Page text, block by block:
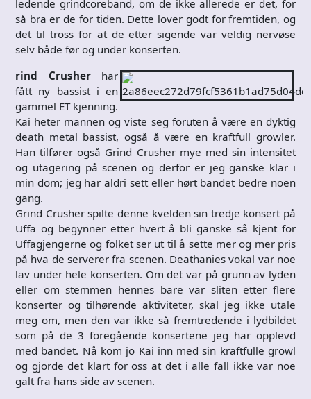
ledende grindcoreband, om de ikke allerede er det, for
så bra er de for tiden. Dette lover godt for fremtiden, og
det til tross for at de etter sigende var veldig nervøse
selv både før og under konserten.
rind Crusherhar
fått ny bassist i en
gammel ET kjenning.
Kai heter mannen og viste seg foruten å være en dyktig
death metal bassist, også å være en kraftfull growler.
Han tilfører også Grind Crusher mye med sin intensitet
og utagering på scenen og derfor er jeg ganske klar i
min dom; jeg har aldri sett eller hørt bandet bedre noen
gang.
Grind Crusher spilte denne kvelden sin tredje konsert på
Uffa og begynner etter hvert å bli ganske så kjent for
Uffagjengerne og folket ser ut til å sette mer og mer pris
på hva de serverer fra scenen. Deathanies vokal var noe
lav under hele konserten. Om det var på grunn av lyden
eller om stemmen hennes bare var sliten etter flere
konserter og tilhørende aktiviteter, skal jeg ikke utale
meg om, men den var ikke så fremtredende i lydbildet
som på de 3 foregående konsertene jeg har opplevd
med bandet. Nå kom jo Kai inn med sin kraftfulle growl
og gjorde det klart for oss at det i alle fall ikke var noe
galt fra hans side av scenen.